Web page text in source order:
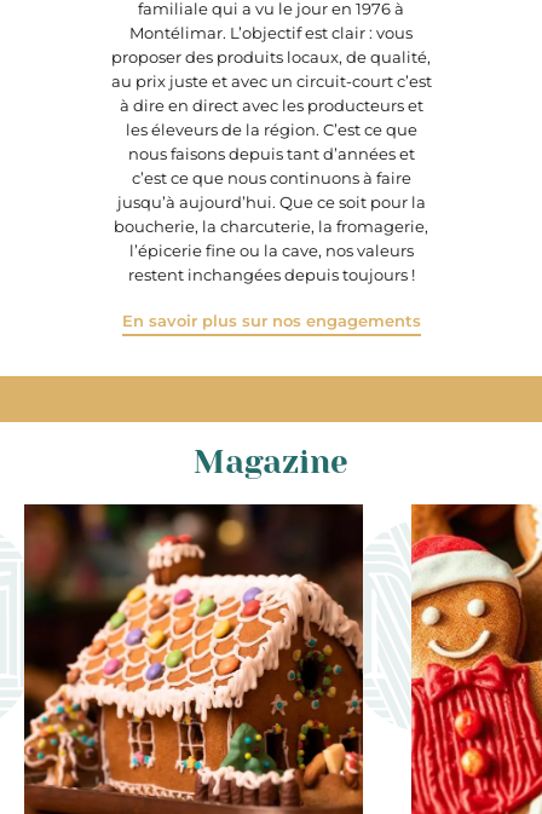
familiale qui a vu le jour en 1976 à
Montélimar. L’objectif est clair : vous
proposer des produits locaux, de qualité,
au prix juste et avec un circuit-court c’est
à dire en direct avec les producteurs et
les éleveurs de la région. C’est ce que
nous faisons depuis tant d’années et
c’est ce que nous continuons à faire
jusqu’à aujourd’hui. Que ce soit pour la
boucherie, la charcuterie, la fromagerie,
l’épicerie fine ou la cave, nos valeurs
restent inchangées depuis toujours !
En savoir plus sur nos engagements
Magazine